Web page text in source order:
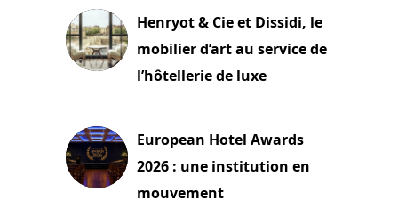
Henryot & Cie et Dissidi, le
mobilier d’art au service de
l’hôtellerie de luxe
European Hotel Awards
2026 : une institution en
mouvement